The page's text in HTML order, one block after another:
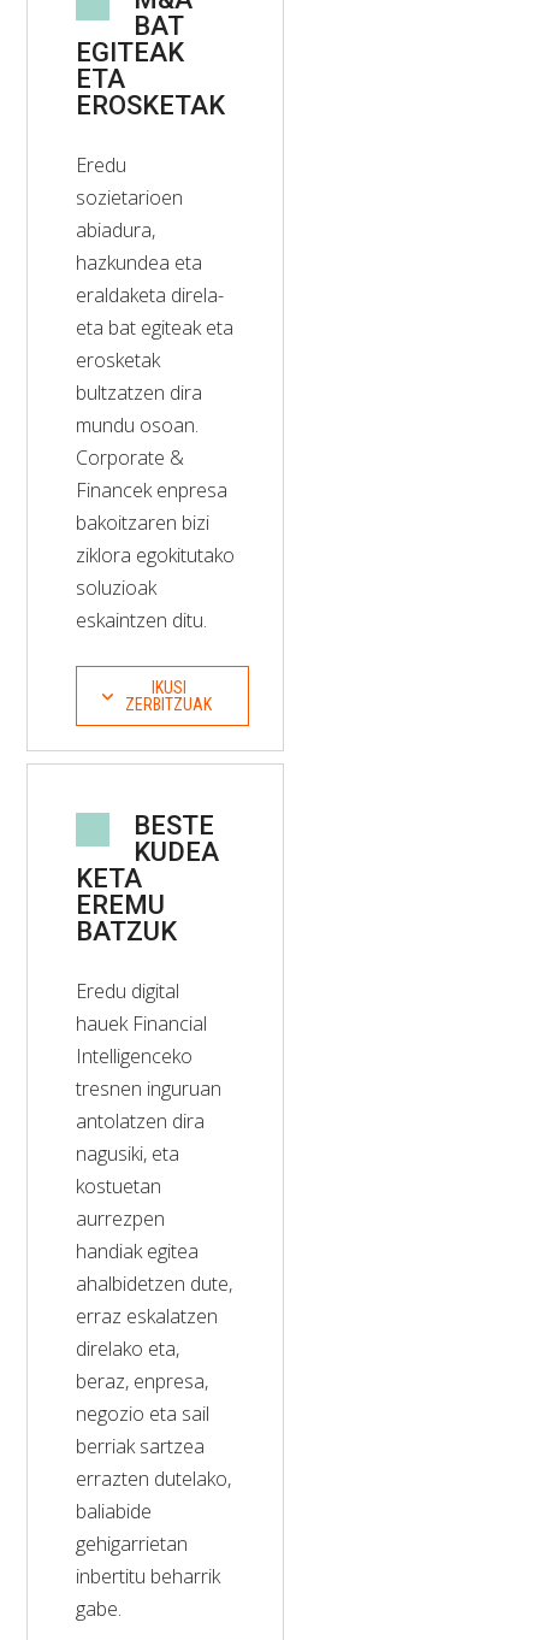
BAT
EGITEAK
ETA
EROSKETAK
Eredu
sozietarioen
abiadura,
hazkundea eta
eraldaketa direla-
eta bat egiteak eta
erosketak
bultzatzen dira
mundu osoan.
Corporate &
Financek enpresa
bakoitzaren bizi
ziklora egokitutako
soluzioak
eskaintzen ditu.
IKUSI
ZERBITZUAK
BESTE
KUDEA
KETA
EREMU
BATZUK
Eredu digital
hauek Financial
Intelligenceko
tresnen inguruan
antolatzen dira
nagusiki, eta
kostuetan
aurrezpen
handiak egitea
ahalbidetzen dute,
erraz eskalatzen
direlako eta,
beraz, enpresa,
negozio eta sail
berriak sartzea
errazten dutelako,
baliabide
gehigarrietan
inbertitu beharrik
gabe.